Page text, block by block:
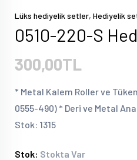
Lüks hediyelik setler, Hediyelik
0510-220-S
300,00TL
* Metal Kalem Roller ve
0555-490) * Deri ve Metal
Stok: 1315
Stok: Stokta Var